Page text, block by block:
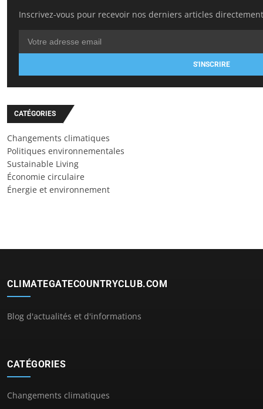
Inscrivez-vous pour recevoir nos derniers articles
S'INSCRIRE
CATÉGORIES
Changements climatiques
Politiques environnementales
Sustainable Living
Économie circulaire
Énergie et environnement
CLIMATEGATECOUNTRYCLUB.COM
Blog d'actualités et d'informations
CATÉGORIES
Changements climatiques